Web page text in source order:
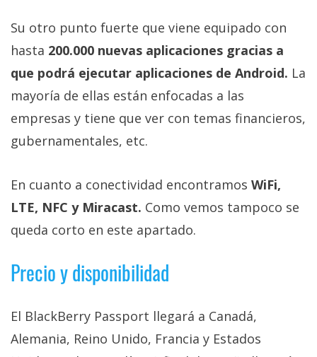
Su otro punto fuerte que viene equipado con
hasta 200.000 nuevas aplicaciones gracias a
que podrá ejecutar aplicaciones de Android. La
mayoría de ellas están enfocadas a las
empresas y tiene que ver con temas financieros,
gubernamentales, etc.
En cuanto a conectividad encontramos WiFi,
LTE, NFC y Miracast. Como vemos tampoco se
queda corto en este apartado.
Precio y disponibilidad
El BlackBerry Passport llegará a Canadá,
Alemania, Reino Unido, Francia y Estados